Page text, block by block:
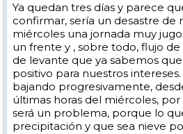
Ya quedan tres días y parece
confirmar, sería un desastre de
miércoles una jornada muy
un frente y , sobre todo, flujo
de levante que ya sabemos
positivo para nuestros
bajando progresivamente,
últimas horas del miércoles,
será un problema, porque lo
precipitación y que sea nieve